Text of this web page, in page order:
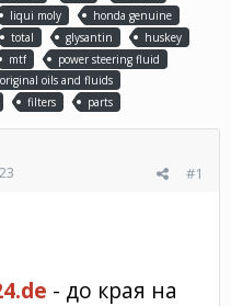
liqui moly
honda genuine
total glysantin
huskey
mtf
power steering fluid
original oils and fluids
filters parts
#1
- до края на